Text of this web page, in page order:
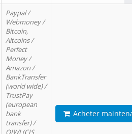
Paypal /
Webmoney /
Bitcoin,
Altcoins /
Perfect
Money /
Amazon /
BankTransfer
(world wide) /
TrustPay
(european
bank
transfer) /
QIWI (CIS
Acheter